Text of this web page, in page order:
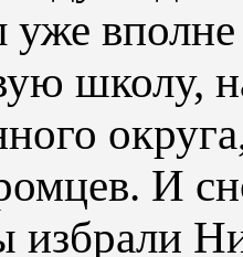
школу,
И
избрали